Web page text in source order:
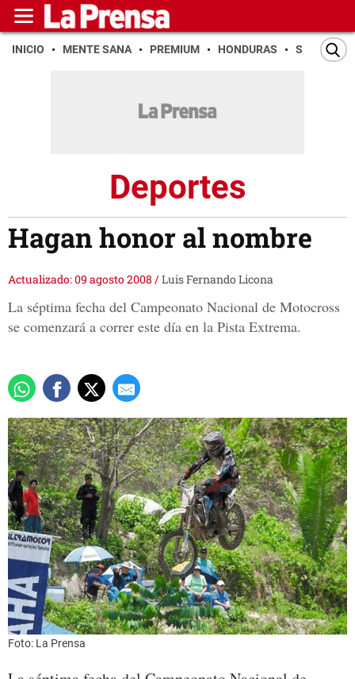
INICIO MENTE SANA PREMIUM HONDURAS SAN PEDRO
Deportes
Hagan honor al nombre
Actualizado: 09 agosto 2008 /Luis Fernando Licona
La séptima fecha del Campeonato Nacional de Motocross
se comenzará a correr este día en la Pista Extrema.
Foto: La Prensa